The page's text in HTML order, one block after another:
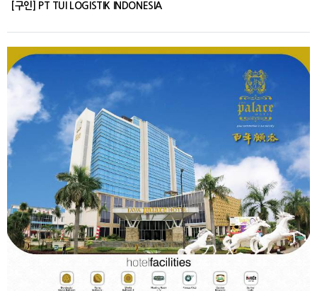
[구인] PT TUI LOGISTIK INDONESIA